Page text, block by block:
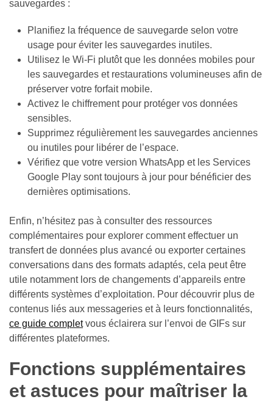
sauvegardes :
Planifiez la fréquence de sauvegarde selon votre
usage pour éviter les sauvegardes inutiles.
Utilisez le Wi-Fi plutôt que les données mobiles pour
les sauvegardes et restaurations volumineuses afin de
préserver votre forfait mobile.
Activez le chiffrement pour protéger vos données
sensibles.
Supprimez régulièrement les sauvegardes anciennes
ou inutiles pour libérer de l’espace.
Vérifiez que votre version WhatsApp et les Services
Google Play sont toujours à jour pour bénéficier des
dernières optimisations.
Enfin, n’hésitez pas à consulter des ressources
complémentaires pour explorer comment effectuer un
transfert de données plus avancé ou exporter certaines
conversations dans des formats adaptés, cela peut être
utile notamment lors de changements d’appareils entre
différents systèmes d’exploitation. Pour découvrir plus de
contenus liés aux messageries et à leurs fonctionnalités,
ce guide completvous éclairera sur l’envoi de GIFs sur
différentes plateformes.
Fonctions supplémentaires
et astuces pour maîtriser la